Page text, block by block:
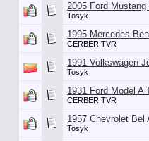
2005 Ford Mustang
Tosyk
1995 Mercedes-
CERBER TVR
1991 Volkswagen
Tosyk
1931 Ford Model A
CERBER TVR
1957 Chevrolet Bel
Tosyk